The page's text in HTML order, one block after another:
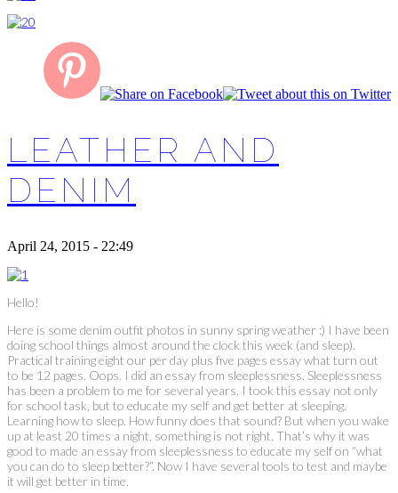
LEATHER AND
DENIM
April 24, 2015 - 22:49
Hello!
Here is some denim outfit photos in sunny spring weather :) I have been
doing school things almost around the clock this week (and sleep).
Practical training eight our per day plus five pages essay what turn out
to be 12 pages. Oops. I did an essay from sleeplessness. Sleeplessness
has been a problem to me for several years. I took this essay not only
for school task, but to educate my self and get better at sleeping.
Learning how to sleep. How funny does that sound? But when you wake
up at least 20 times a night, something is not right. That’s why it was
good to made an essay from sleeplessness to educate my self on “what
you can do to sleep better?”. Now I have several tools to test and maybe
it will get better in time.